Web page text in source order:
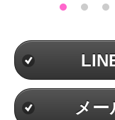
メー